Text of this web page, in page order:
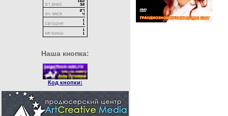
Наша кнопка:
Код кнопки: